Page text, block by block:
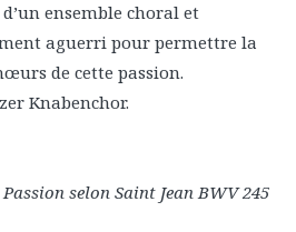
ensemble choral et
aguerri pour permettre la
de cette passion.
Knabenchor.
Passion selon Saint Jean BWV 245